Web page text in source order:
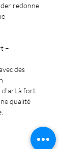
redonne
–
des
à fort
qualité